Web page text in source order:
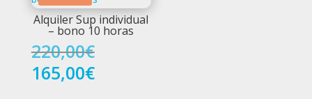
Alquiler Sup individual
– bono 10 horas
220,00€El
precio
original
165,00€El